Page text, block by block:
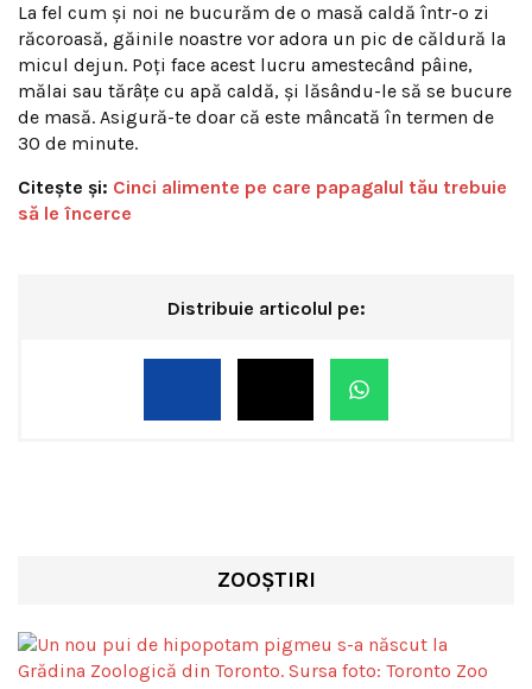
La fel cum și noi ne bucurăm de o masă caldă într-o zi
răcoroasă, găinile noastre vor adora un pic de căldură la
micul dejun. Poți face acest lucru amestecând pâine,
mălai sau tărâțe cu apă caldă, și lăsându-le să se bucure
de masă. Asigură-te doar că este mâncată în termen de
30 de minute.
Citește și: Cinci alimente pe care papagalul tău trebuie
să le încerce
Distribuie articolul pe:
ZOOȘTIRI